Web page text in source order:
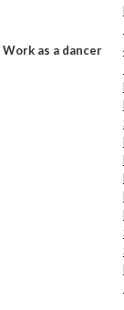
Work as a dancer